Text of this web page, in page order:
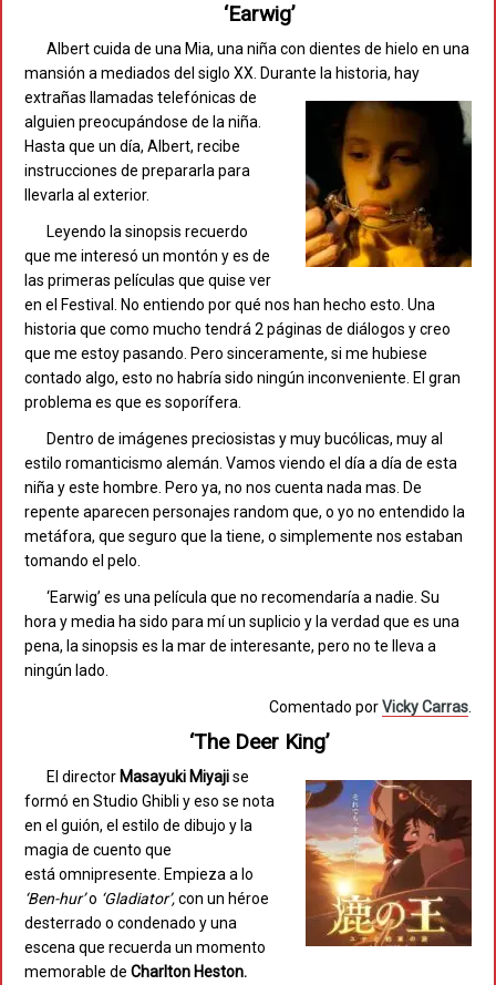
‘Earwig’
Albert cuida de una Mia, una niña con dientes de hielo en una
mansión a mediados del siglo XX. Durante la historia, hay
extrañas llamadas telefónicas de
alguien preocupándose de la niña.
Hasta que un día, Albert, recibe
instrucciones de prepararla para
llevarla al exterior.
Leyendo la sinopsis recuerdo
que me interesó un montón y es de
las primeras películas que quise ver
en el Festival. No entiendo por qué nos han hecho esto. Una
historia que como mucho tendrá 2 páginas de diálogos y creo
que me estoy pasando. Pero sinceramente, si me hubiese
contado algo, esto no habría sido ningún inconveniente. El gran
problema es que es soporífera.
Dentro de imágenes preciosistas y muy bucólicas, muy al
estilo romanticismo alemán. Vamos viendo el día a día de esta
niña y este hombre. Pero ya, no nos cuenta nada mas. De
repente aparecen personajes random que, o yo no entendido la
metáfora, que seguro que la tiene, o simplemente nos estaban
tomando el pelo.
‘Earwig’ es una película que no recomendaría a nadie. Su
hora y media ha sido para mí un suplicio y la verdad que es una
pena, la sinopsis es la mar de interesante, pero no te lleva a
ningún lado.
Comentado porVicky Carras.
‘The Deer King’
El director Masayuki Miyajise
formó en Studio Ghibli y eso se nota
en el guión, el estilo de dibujo y la
magia de cuento que
está omnipresente. Empieza a lo
‘Ben-hur’o ‘Gladiator’,con un héroe
desterrado o condenado y una
escena que recuerda un momento
memorable de Charlton Heston.